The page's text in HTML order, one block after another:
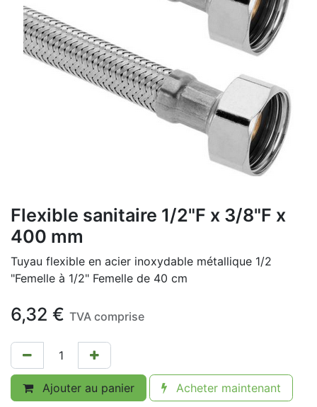
Flexible sanitaire 1/2"F x 3/8"F x
400 mm
Tuyau flexible en acier inoxydable métallique 1/2
"Femelle à 1/2" Femelle de 40 cm
6,32 € TVA comprise
Ajouter au panier Acheter maintenant